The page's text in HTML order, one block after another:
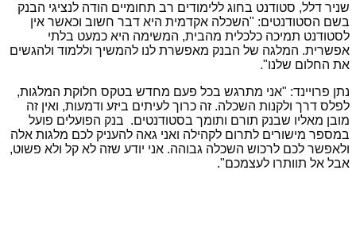
שניר דלל, סטודנט בחוג ללימודים רב תחומיים הודה לנציגי הבנק
בשם הסטודנטים: "השכלה אקדמית היא דבר חשוב וכאשר אין
לסטודנט תמיכה כלכלית מהבית, המשימה היא כמעט בלתי
אפשרית. המלגה של הבנק מאפשרת לנו להמשיך וללמוד ולהגשים
את החלום שלנו".
נתן פרויינד: "אני מתרגש בכל פעם מחדש בטקס חלוקת המלגות,
לפלס דרך ולקנות השכלה. זה כרוך לעיתים ביזע ודמעות, ואין זה
מובן מאליו שבנק תורם ותומך בסטודנטים. בנק הפועלים פועל
במספר מישורים לתרום לקהילה ואני גאה להעניק לכם מלגות אלה
ולאפשר לכם לרכוש השכלה גבוהה. אני יודע שזה לא קל ולא פשוט,
אבל אל תוותרו לעצמכם".